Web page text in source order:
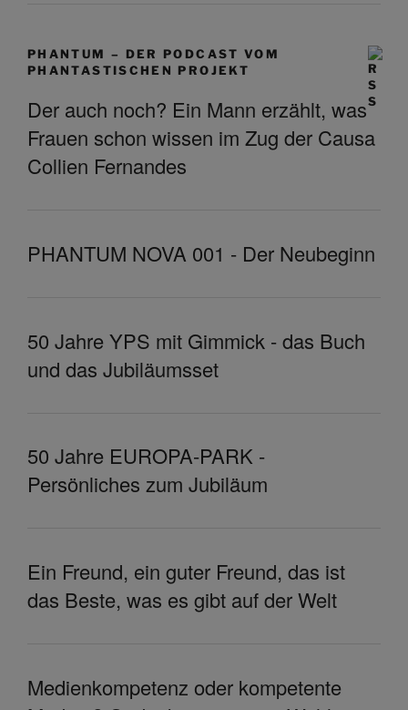
PHANTUM – DER PODCAST VOM
PHANTASTISCHEN PROJEKT
Der auch noch? Ein Mann erzählt, was
Frauen schon wissen im Zug der Causa
Collien Fernandes
PHANTUM NOVA 001 - Der Neubeginn
50 Jahre YPS mit Gimmick - das Buch
und das Jubiläumsset
50 Jahre EUROPA-PARK -
Persönliches zum Jubiläum
Ein Freund, ein guter Freund, das ist
das Beste, was es gibt auf der Welt
Medienkompetenz oder kompetente